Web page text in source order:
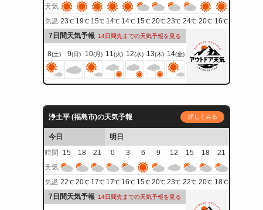
天気
気温 23℃ 19℃ 15℃ 14℃ 14℃ 15℃ 20℃ 23℃ 24℃ 20℃ 16℃
7日間天気予報 14日間先までの天気予報を見る
8(土) 9(日) 10(月) 11(火) 12(水) 13(木) 14(金)
浄土平 (福島市)の天気予報 詳しくみる
今日
明日
時間
15 18 21 0 3 6 9 12 15 18
21
天気
気温 22℃ 20℃ 17℃ 17℃ 16℃ 15℃ 20℃ 23℃ 22℃ 20℃ 18℃
7日間天気予報 14日間先までの天気予報を見る